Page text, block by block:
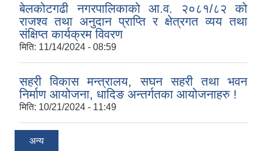
बेलकोटगढी नगरपालिकाको आ.व. २०८१/८२ को
राजश्व तथा अनुदान प्राप्ति र क्षेत्रगत व्यय तथा
संक्षिप्त कार्यक्रम विवरण
मिति: 11/14/2024 - 08:59
सहरी विकास मन्त्रालय, सघन सहरी तथा भवन
निर्माण आयोजना, धादिङ अन्तर्गतका आयोजनाहरु !
मिति: 10/21/2024 - 11:49
अन्य